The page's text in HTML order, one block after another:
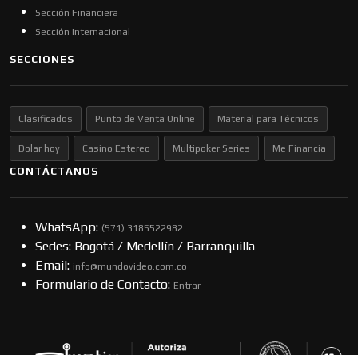
Sección Financiera
Sección Internacional
SECCIONES
Clasificados Punto de Venta Online Material para Técnicos
Dolar hoy Casino Estereo Multipoker Series Me Financia
CONTÁCTANOS
WhatsApp: (57​​1) 3185522982
Sedes: Bogotá / Medellín / Barranquilla
Email: info@mundovideo.com.co
Formulario de Contacto: Entrar